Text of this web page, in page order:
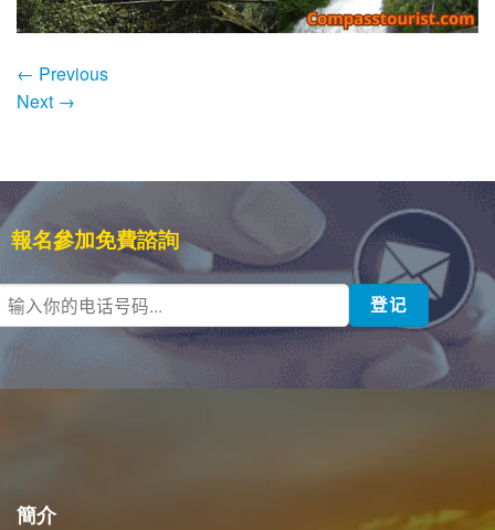
← Previous
Next →
報名參加免費諮詢
簡介